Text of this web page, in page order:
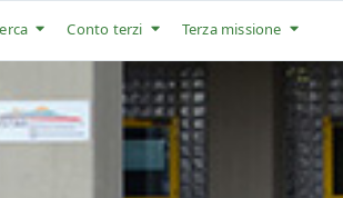
Conto terzi Terza missione